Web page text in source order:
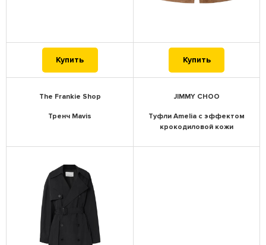
Купить Купить
The Frankie Shop
Тренч Mavis
JIMMY CHOO
Туфли Amelia с эффектом
крокодиловой кожи